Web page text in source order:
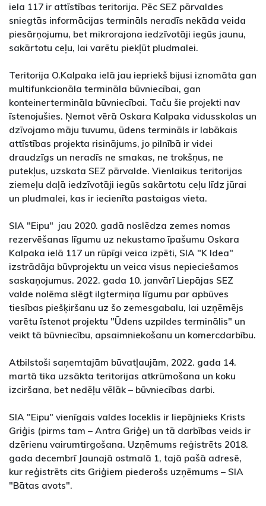
iela 117 ir attīstības teritorija. Pēc SEZ pārvaldes
sniegtās informācijas termināls neradīs nekāda veida
piesārņojumu, bet mikrorajona iedzīvotāji iegūs jaunu,
sakārtotu ceļu, lai varētu piekļūt pludmalei.
Teritorija O.Kalpaka ielā jau iepriekš bijusi iznomāta gan
multifunkcionāla termināla būvniecībai, gan
konteinertermināla būvniecībai. Taču šie projekti nav
īstenojušies. Ņemot vērā Oskara Kalpaka vidusskolas un
dzīvojamo māju tuvumu, ūdens termināls ir labākais
attīstības projekta risinājums, jo pilnībā ir videi
draudzīgs un neradīs ne smakas, ne trokšņus, ne
putekļus, uzskata SEZ pārvalde. Vienlaikus teritorijas
ziemeļu daļā iedzīvotāji iegūs sakārtotu ceļu līdz jūrai
un pludmalei, kas ir iecienīta pastaigas vieta.
SIA "Eipu" jau 2020. gadā noslēdza zemes nomas
rezervēšanas līgumu uz nekustamo īpašumu Oskara
Kalpaka ielā 117 un rūpīgi veica izpēti, SIA "K Idea"
izstrādāja būvprojektu un veica visus nepieciešamos
saskaņojumus. 2022. gada 10. janvārī Liepājas SEZ
valde nolēma slēgt ilgtermiņa līgumu par apbūves
tiesības piešķiršanu uz šo zemesgabalu, lai uzņēmējs
varētu īstenot projektu "Ūdens uzpildes terminālis" un
veikt tā būvniecību, apsaimniekošanu un komercdarbību.
Atbilstoši saņemtajām būvatļaujām, 2022. gada 14.
martā tika uzsākta teritorijas atkrūmošana un koku
izciršana, bet nedēļu vēlāk – būvniecības darbi.
SIA "Eipu" vienīgais valdes loceklis ir liepājnieks Krists
Griģis (pirms tam – Antra Griģe) un tā darbības veids ir
dzērienu vairumtirgošana. Uzņēmums reģistrēts 2018.
gada decembrī Jaunajā ostmalā 1, tajā pašā adresē,
kur reģistrēts cits Griģiem piederošs uzņēmums – SIA
"Bātas avots".